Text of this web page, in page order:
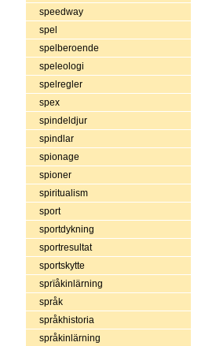
speedway
spel
spelberoende
speleologi
spelregler
spex
spindeldjur
spindlar
spionage
spioner
spiritualism
sport
sportdykning
sportresultat
sportskytte
sprïåkinlärning
språk
språkhistoria
språkinlärning